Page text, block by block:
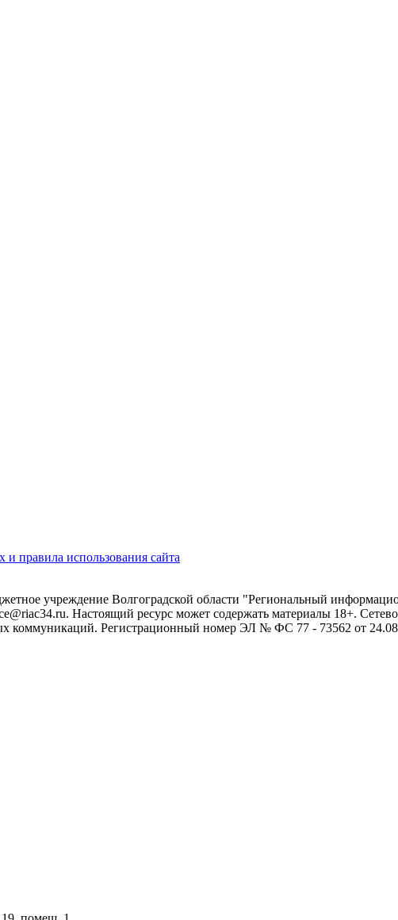
правила использования сайта
учреждение Волгоградской области "Региональный
Настоящий ресурс может содержать материалы 18+.
коммуникаций. Регистрационный номер ЭЛ № ФС 77 - 73562 от